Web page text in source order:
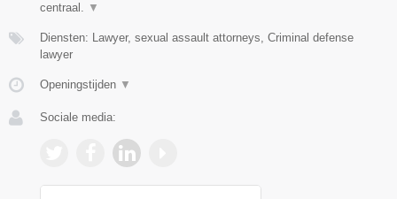
centraal. ▼
Diensten: Lawyer, sexual assault attorneys, Criminal defense
lawyer
Openingstijden ▼
Sociale media: